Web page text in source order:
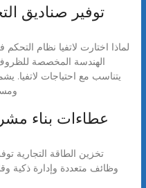
توفير صناديق
الهندسة المخصصة
يتناسب مع احتياجات لاتفيا.
عطاءات بناء
تخزين الطاقة التجارية